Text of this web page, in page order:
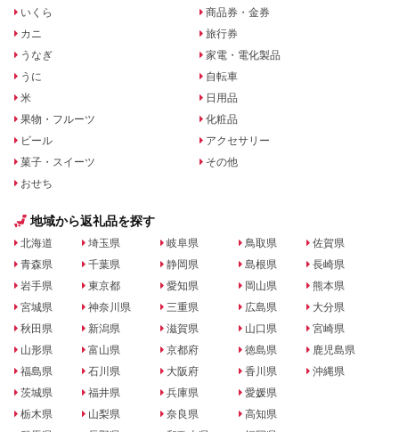
いくら
カニ
うなぎ
うに
米
果物・フルーツ
ビール
菓子・スイーツ
おせち
商品券・金券
旅行券
家電・電化製品
自転車
日用品
化粧品
アクセサリー
その他
地域から返礼品を探す
北海道
青森県
岩手県
宮城県
秋田県
山形県
福島県
茨城県
栃木県
埼玉県
千葉県
東京都
神奈川県
新潟県
富山県
石川県
福井県
山梨県
岐阜県
静岡県
愛知県
三重県
滋賀県
京都府
大阪府
兵庫県
奈良県
鳥取県
島根県
岡山県
広島県
山口県
徳島県
香川県
愛媛県
高知県
佐賀県
長崎県
熊本県
大分県
宮崎県
鹿児島県
沖縄県